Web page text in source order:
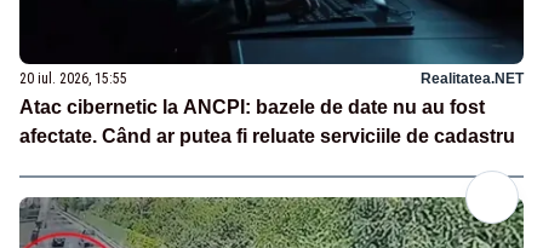
20 iul. 2026, 15:55 Realitatea.NET
Atac cibernetic la ANCPI: bazele de date nu au fost
afectate. Când ar putea fi reluate serviciile de cadastru